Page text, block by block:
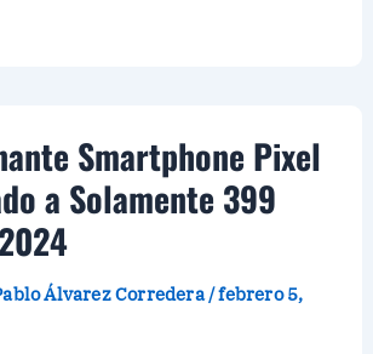
Smartphone Pixel
a Solamente 399
Álvarez Corredera/febrero 5,